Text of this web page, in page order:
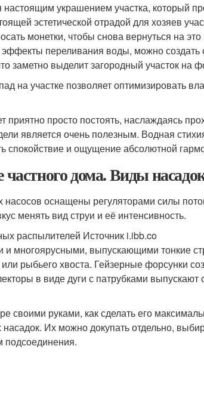
настоящим украшением участка, который
эстетической отрадой для хозяев
монетки, чтобы снова вернуться на
переливания воды, можно
заметно выделит загородный участок на
на участке позволяет оптимизировать
приятно просто постоять, наслаждаясь
является очень полезным. Водная
спокойствие и ощущение абсолютной
дома. Виды
оснащены регуляторами силы
менять вид струи и её интенсивность.
распылителей Источник i.ibb.co
многоярусными, выпускающими тонкие
рыбьего хвоста. Гейзерные форсунки
в виде дуги с патрубками
своими руками, как сделать его
Их можно докупать отдельно,
подсоединения.